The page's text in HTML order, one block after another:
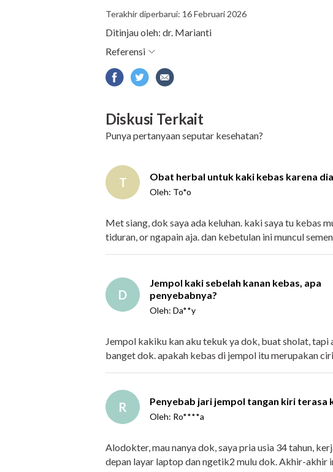
Terakhir diperbarui: 16 Februari 2026